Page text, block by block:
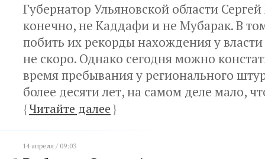
Губернатор Ульяновской области
конечно, не Каддафи и не Мубарак. В
побить их рекорды нахождения у
не скоро. Однако сегодня можно
время пребывания у регионального
более десяти лет, на самом деле мало,
{Читайте далее}
14 апреля / 09:03